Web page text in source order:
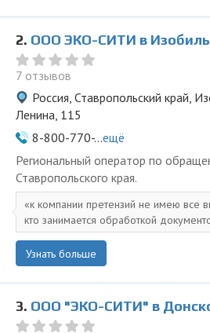
2. ООО ЭКО-СИТИ в
7 отзывов
Россия, Ставропольский край,
Ленина, 115
8-800-770-...ещё
Региональный оператор по
Ставропольского края.
к компании претензий не имею все
кто занимается обработкой
Узнать больше
3. ООО "ЭКО-СИТИ" в